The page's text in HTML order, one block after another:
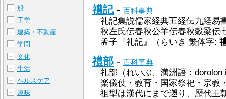
禮記- 百科事典
礼記集説儒家経典五経伝九経易
秋左氏伝春秋公羊伝春秋穀梁伝
孟子『礼記』（らいき 繁体字:
禮部 - 百科事典
礼部（れいぶ、満洲語：
楽儀仗・教育・国家祭祀・宗教
祖型は漢代にまで遡り、歴代王
＋ 船
＋ 工学
＋ 建築・不動産
＋ 学問
＋ 文化
＋ 生活
＋ ヘルスケア
＋ 趣味